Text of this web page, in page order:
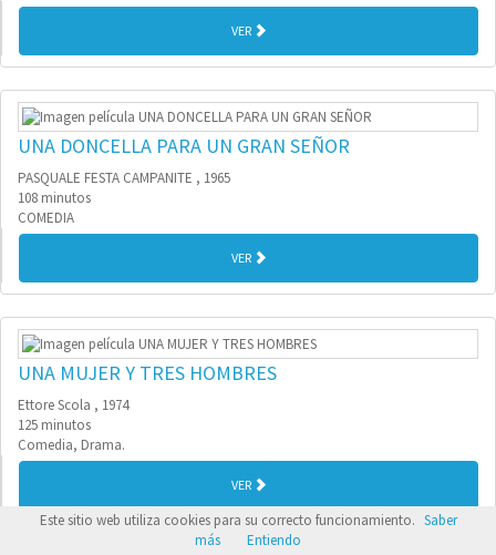
VER
UNA DONCELLA PARA UN GRAN SEÑOR
PASQUALE FESTA CAMPANITE , 1965
108 minutos
COMEDIA
VER
UNA MUJER Y TRES HOMBRES
Ettore Scola , 1974
125 minutos
Comedia, Drama.
VER
Este sitio web utiliza cookies para su correcto funcionamiento. Saber
más
Entiendo